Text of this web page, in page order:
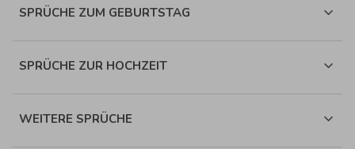
SPRÜCHE ZUM GEBURTSTAG
SPRÜCHE ZUR HOCHZEIT
WEITERE SPRÜCHE